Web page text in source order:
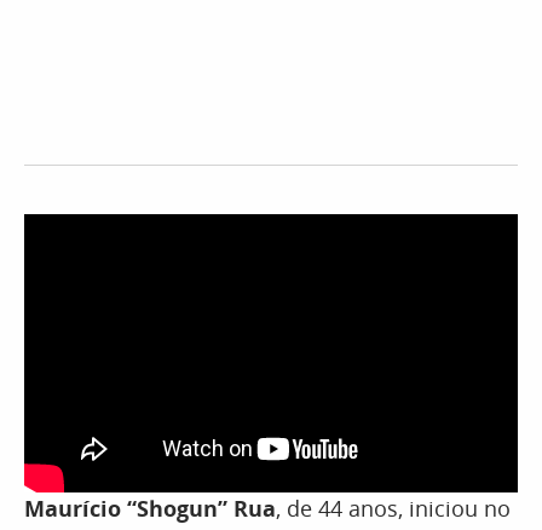
Maurício “Shogun” Rua, de 44 anos, iniciou no